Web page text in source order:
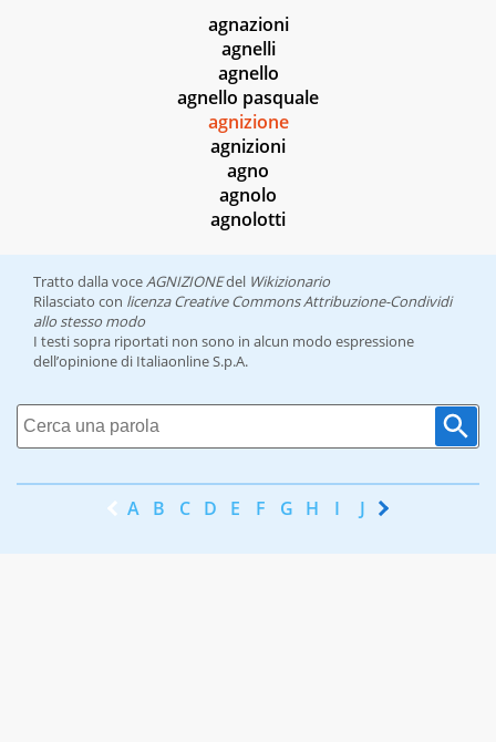
agnazioni
agnelli
agnello
agnello pasquale
agnizione
agnizioni
agno
agnolo
agnolotti
Tratto dalla voceAGNIZIONEdel Wikizionario
Rilasciato con licenza Creative Commons Attribuzione-Condividi
allo stesso modo
I testi sopra riportati non sono in alcun modo espressione
dell’opinione di Italiaonline S.p.A.
A B C D E F G H I J K